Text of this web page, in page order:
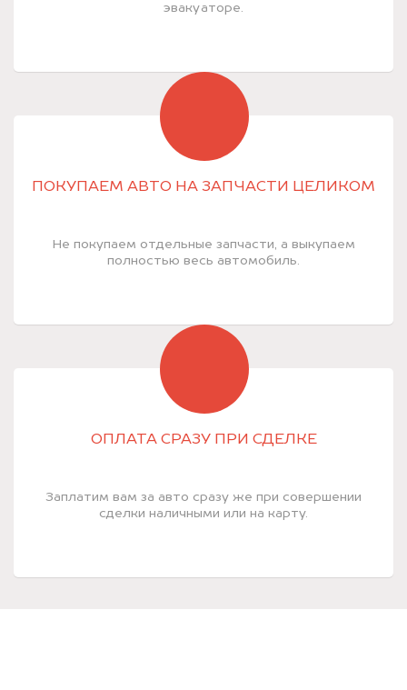
эвакуаторе.
ПОКУПАЕМ АВТО НА ЗАПЧАСТИ ЦЕЛИКОМ
Не покупаем отдельные запчасти, а выкупаем
полностью весь автомобиль.
ОПЛАТА СРАЗУ ПРИ СДЕЛКЕ
Заплатим вам за авто сразу же при совершении
сделки наличными или на карту.